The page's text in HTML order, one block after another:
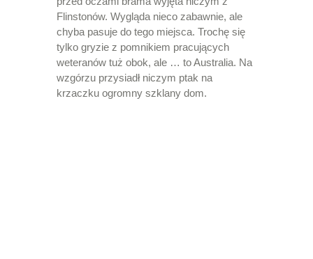
Flinstonów. Wygląda nieco zabawnie, ale
chyba pasuje do tego miejsca. Trochę się
tylko gryzie z pomnikiem pracujących
weteranów tuż obok, ale … to Australia. Na
wzgórzu przysiadł niczym ptak na
krzaczku ogromny szklany dom.